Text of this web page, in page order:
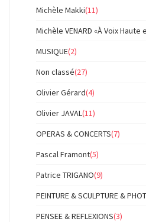
Michèle Makki(11)
Michèle VENARD «À Voix Haute
MUSIQUE(2)
Non classé(27)
Olivier Gérard(4)
Olivier JAVAL (11)
OPERAS & CONCERTS(7)
Pascal Framont(5)
Patrice TRIGANO(9)
PEINTURE & SCULPTURE &
PENSEE & REFLEXIONS(3)